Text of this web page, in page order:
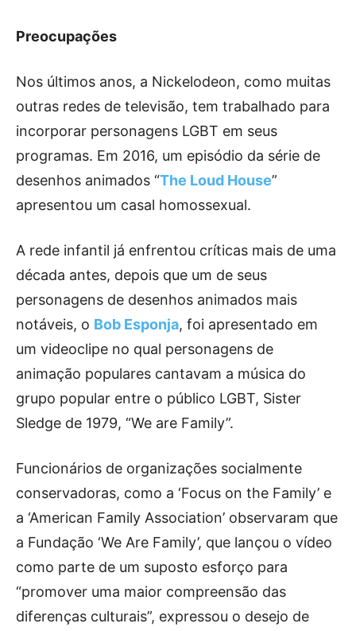
Preocupações
Nos últimos anos, a Nickelodeon, como muitas
outras redes de televisão, tem trabalhado para
incorporar personagens LGBT em seus
programas. Em 2016, um episódio da série de
desenhos animados “The Loud House”
apresentou um casal homossexual.
A rede infantil já enfrentou críticas mais de uma
década antes, depois que um de seus
personagens de desenhos animados mais
notáveis, o Bob Esponja, foi apresentado em
um videoclipe no qual personagens de
animação populares cantavam a música do
grupo popular entre o público LGBT, Sister
Sledge de 1979, “We are Family”.
Funcionários de organizações socialmente
conservadoras, como a ‘Focus on the Family’ e
a ‘American Family Association’ observaram que
a Fundação ‘We Are Family’, que lançou o vídeo
como parte de um suposto esforço para
“promover uma maior compreensão das
diferenças culturais”, expressou o desejo de